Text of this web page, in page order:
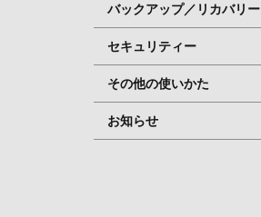
バックアップ／リカバリー
セキュリティー
その他の使いかた
お知らせ